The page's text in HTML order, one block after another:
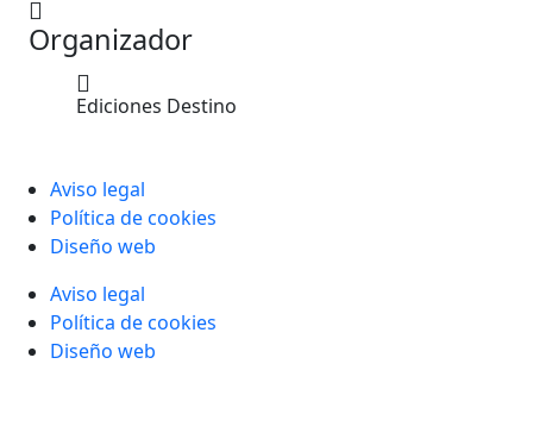
Organizador
Ediciones Destino
Aviso legal
Política de cookies
Diseño web
Aviso legal
Política de cookies
Diseño web